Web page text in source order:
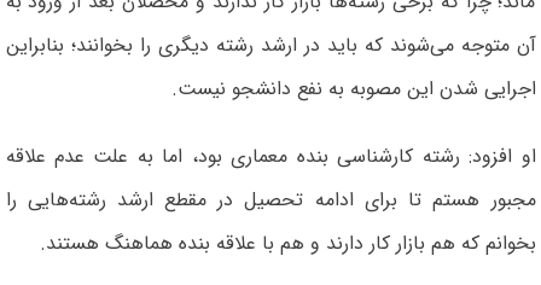
آن متوجه می‌شوند که باید در ارشد رشته دیگری را بخوانند؛ بنابراین
اجرایی شدن این مصوبه به نفع دانشجو نیست.
او افزود: رشته کارشناسی بنده معماری بود، اما به علت عدم علاقه
مجبور هستم تا برای ادامه تحصیل در مقطع ارشد رشته‌هایی را
بخوانم که هم بازار کار دارند و هم با علاقه بنده هماهنگ هستند.